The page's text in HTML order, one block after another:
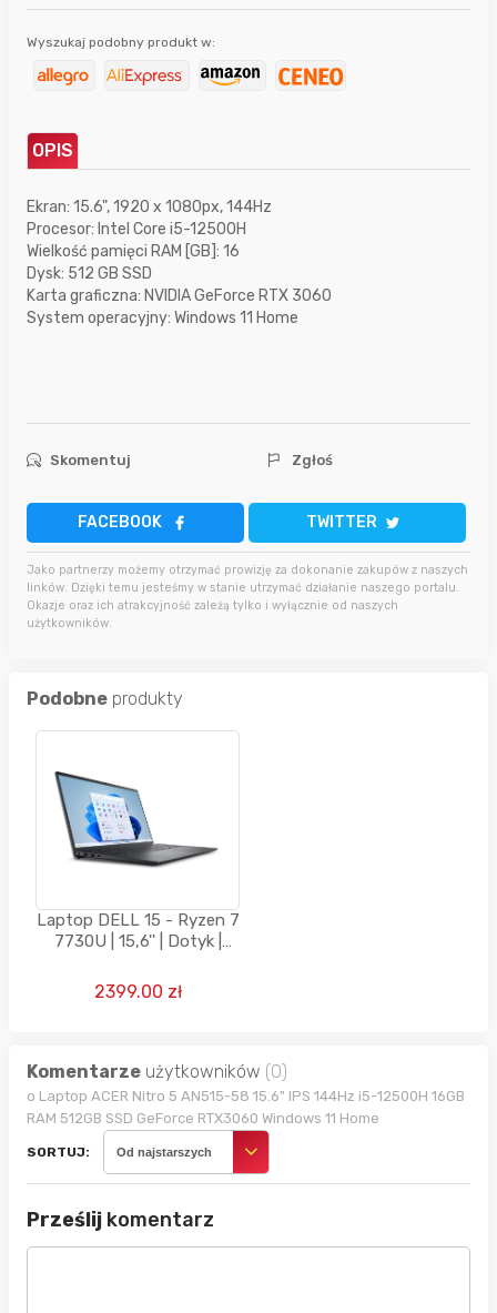
Wyszukaj podobny produkt w:
OPIS
Ekran: 15.6", 1920 x 1080px, 144Hz
Procesor: Intel Core i5-12500H
Wielkość pamięci RAM [GB]: 16
Dysk: 512 GB SSD
Karta graficzna: NVIDIA GeForce RTX 3060
System operacyjny: Windows 11 Home
Skomentuj Zgłoś
FACEBOOK TWITTER
Jako partnerzy możemy otrzymać prowizję za dokonanie zakupów z naszych
linków. Dzięki temu jesteśmy w stanie utrzymać działanie naszego portalu.
Okazje oraz ich atrakcyjność zależą tylko i wyłącznie od naszych
użytkowników.
Podobne produkty
Laptop DELL 15 - Ryzen 7
7730U | 15,6'' | Dotyk |
Czarny
2399.00 zł
Komentarze użytkowników (0)
o Laptop ACER Nitro 5 AN515-58 15.6" IPS 144Hz i5-12500H 16GB
RAM 512GB SSD GeForce RTX3060 Windows 11 Home
SORTUJ: Od najstarszych
Prześlij komentarz